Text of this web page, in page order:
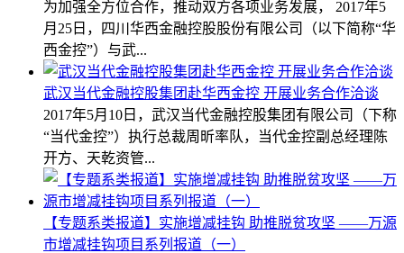
为加强全方位合作，推动双方各项业务发展， 2017年5
月25日，四川华西金融控股股份有限公司（以下简称“华
西金控”）与武...
武汉当代金融控股集团赴华西金控 开展业务合作洽谈
2017年5月10日，武汉当代金融控股集团有限公司（下称
“当代金控”）执行总裁周昕率队，当代金控副总经理陈
开方、天乾资管...
【专题系类报道】实施增减挂钩 助推脱贫攻坚 ——万源
市增减挂钩项目系列报道（一）